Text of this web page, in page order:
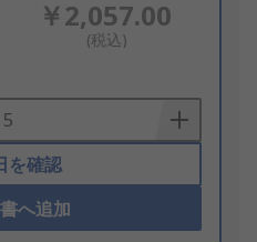
￥2,057.00
(税込)
を確認
へ追加